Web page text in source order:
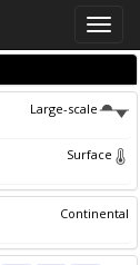
Toggle
Large-scale
Surface
Continental